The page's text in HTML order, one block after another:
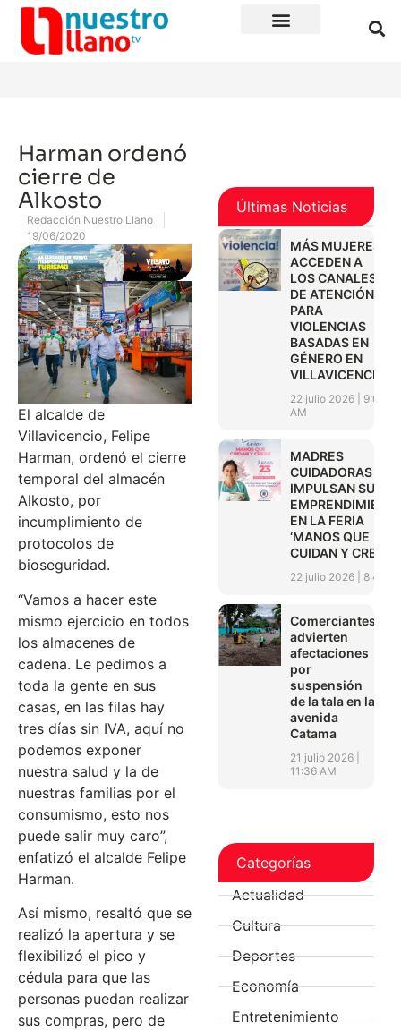
Harman ordenó
cierre de
Alkosto
Redacción Nuestro Llano
19/06/2020
El alcalde de
Villavicencio, Felipe
Harman, ordenó el cierre
temporal del almacén
Alkosto, por
incumplimiento de
protocolos de
bioseguridad.
“Vamos a hacer este
mismo ejercicio en todos
los almacenes de
cadena. Le pedimos a
toda la gente en sus
casas, en las filas hay
tres días sin IVA, aquí no
podemos exponer
nuestra salud y la de
nuestras familias por el
consumismo, esto nos
puede salir muy caro”,
enfatizó el alcalde Felipe
Harman.
Así mismo, resaltó que se
realizó la apertura y se
flexibilizó el pico y
cédula para que las
personas puedan realizar
sus compras, pero de
Últimas Noticias
MÁS MUJERES
ACCEDEN A
LOS CANALES
DE ATENCIÓN
PARA
VIOLENCIAS
BASADAS EN
GÉNERO EN
VILLAVICENCIO
22 julio 2026
9:01
AM
MADRES
CUIDADORAS
IMPULSAN SUS
EN LA FERIA
‘MANOS QUE
CUIDAN Y CREAN’
22 julio 2026 8:45
Comerciantes
advierten
afectaciones
por
suspensión
de la tala en la
avenida
Catama
21 julio 2026
11:36 AM
Categorías
Actualidad
Cultura
Deportes
Economía
Entretenimiento